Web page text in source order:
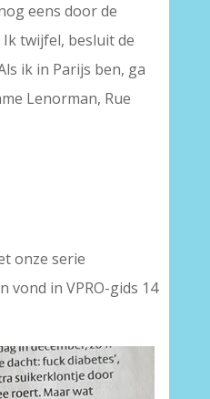
eens door de
twijfel, besluit de
ik in Parijs ben, ga
Lenorman, Rue
onze serie
vond in VPRO-gids 14